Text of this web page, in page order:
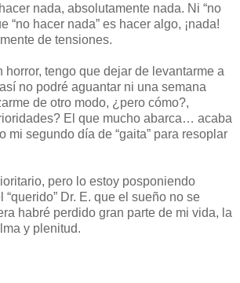
nada, absolutamente nada. Ni “no
“no hacer nada” es hacer algo, ¡nada!
de tensiones.
horror, tengo que dejar de levantarme a
no podré aguantar ni una semana
de otro modo, ¿pero cómo?,
El que mucho abarca… acaba
mi segundo día de “gaita” para resoplar
pero lo estoy posponiendo
Dr. E. que el sueño no se
habré perdido gran parte de mi vida, la
y plenitud.